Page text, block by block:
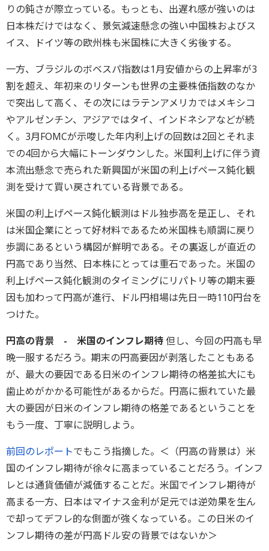
りの鈍さが際立っている。もっとも、出遅れ感が強いのは
日本株だけではなく、景気減速懸念の強い中国株およびス
イス、ドイツ等の欧州株も米国株に大きく劣後する。
一方、ブラジルのボベスパ指数は1月安値からの上昇率が3
割を超え、年初来のリターンも世界の主要株価指数のなか
で突出して高く、その次にはラテンアメリカではメキシコ
やアルゼンチン、アジアではタイ、インドネシアなどが続
く。3月FOMCが示唆した年内利上げの回数は2回とそれま
での4回から大幅にトーンダウンした。米国利上げに伴う資
本流出懸念で売られた新興国が米国の利上げペース鈍化観
測を受けて買い戻されている背景である。
米国の利上げペース鈍化観測はドル独歩高を是正し、それ
は米国企業にとって好材料であるため米国株も順調に戻り
歩調にあるという構図が鮮明である。その裏返しが直近の
円高であり当然、日本株にとっては重石であった。米国の
利上げペース鈍化観測のタイミングにリパトリ等の期末要
因も加わって円高が進行、ドル円相場は先日一時110円台を
つけた。
円高の背景 - 米国のインフレ期待但し、今回の円高も早
晩一服するだろう。期末の円高要因が剥落したこともある
が、最大の要因である日米のインフレ期待の格差拡大にも
歯止めがかかる可能性があるからだ。円高に振れていた最
大の要因が日米のインフレ期待の格差であるということを
もう一度、丁寧に説明しよう。
前回のレポートでもこう指摘した。＜（円高の背景は）米
国のインフレ期待が徐々に高まっていることだろう。インフ
レとは通貨価値が減価することだ。米国でインフレ期待が
高まる一方、日本はマイナス金利が足元では逆効果を生ん
で却ってデフレ的な側面が強くなっている。この日米のイ
ンフレ期待の差が円高ドル安の背景ではないか＞